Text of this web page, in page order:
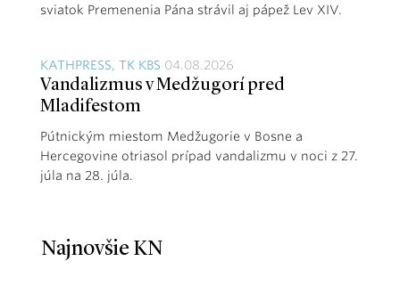
sviatok Premenenia Pána strávil aj pápež Lev XIV.
KATHPRESS, TK KBS 04.08.2026
Vandalizmus v Medžugorí pred
Mladifestom
Pútnickým miestom Medžugorie v Bosne a
Hercegovine otriasol prípad vandalizmu v noci z 27.
júla na 28. júla.
Najnovšie KN